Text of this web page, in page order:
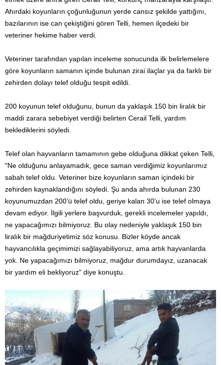
Ahırdaki koyunların çoğunluğunun yerde cansız şekilde yattığını,
bazılarının ise can çekiştiğini gören Telli, hemen ilçedeki bir
veteriner hekime haber verdi.
Veteriner tarafından yapılan inceleme sonucunda ilk belirlemelere
göre koyunların samanın içinde bulunan zirai ilaçlar ya da farklı bir
zehirden dolayı telef olduğu tespit edildi.
200 koyunun telef olduğunu, bunun da yaklaşık 150 bin liralık bir
maddi zarara sebebiyet verdiği belirten Cerail Telli, yardım
beklediklerini söyledi.
Telef olan hayvanların tamamının gebe olduğuna dikkat çeken Telli,
"Ne olduğunu anlayamadık, gece saman verdiğimiz koyunlarımız
sabah telef oldu. Veteriner bize koyunların saman içindeki bir
zehirden kaynaklandığını söyledi. Şu anda ahırda bulunan 230
koyunumuzdan 200’ü telef oldu, geriye kalan 30’u ise telef olmaya
devam ediyor. İlgili yerlere başvurduk, gerekli incelemeler yapıldı,
ne yapacağımızı bilmiyoruz. Bu olay nedeniyle yaklaşık 150 bin
liralık bir mağduriyetimiz söz konusu. Bizler köyde ancak
hayvancılıkla geçimimizi sağlayabiliyoruz, ama artık hayvanlarda
yok. Ne yapacağımızı bilmiyoruz, mağdur durumdayız, uzanacak
bir yardım eli bekliyoruz" diye konuştu.